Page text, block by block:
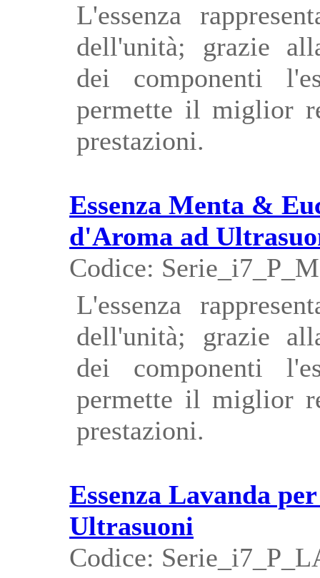
L'essenza
dell'unità; grazie
dei componenti
permette il miglior
prestazioni.
Essenza Menta &
d'Aroma ad
Codice:
L'essenza
dell'unità; grazie
dei componenti
permette il miglior
prestazioni.
Essenza Lavanda
Ultrasuoni
Codice: